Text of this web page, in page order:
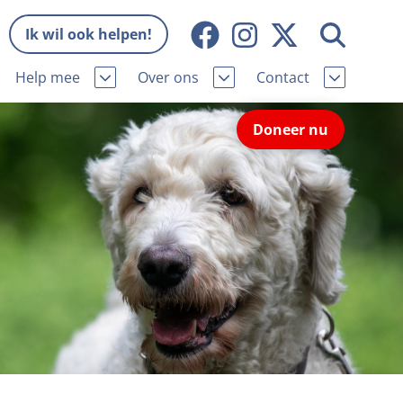
Ik wil ook helpen!
Help mee Over ons
Missie en visie
Wat wij doen
Onze organisatie
Samenwerking
Bekende vrienden
Vacatures
Donateursmagazine Hond
Contact
Contactgegevens
Pers
Nieuws
Veelgestelde vragen
Melding hondenleed
Nieuwsbrief
Incassodata
Doneer nu